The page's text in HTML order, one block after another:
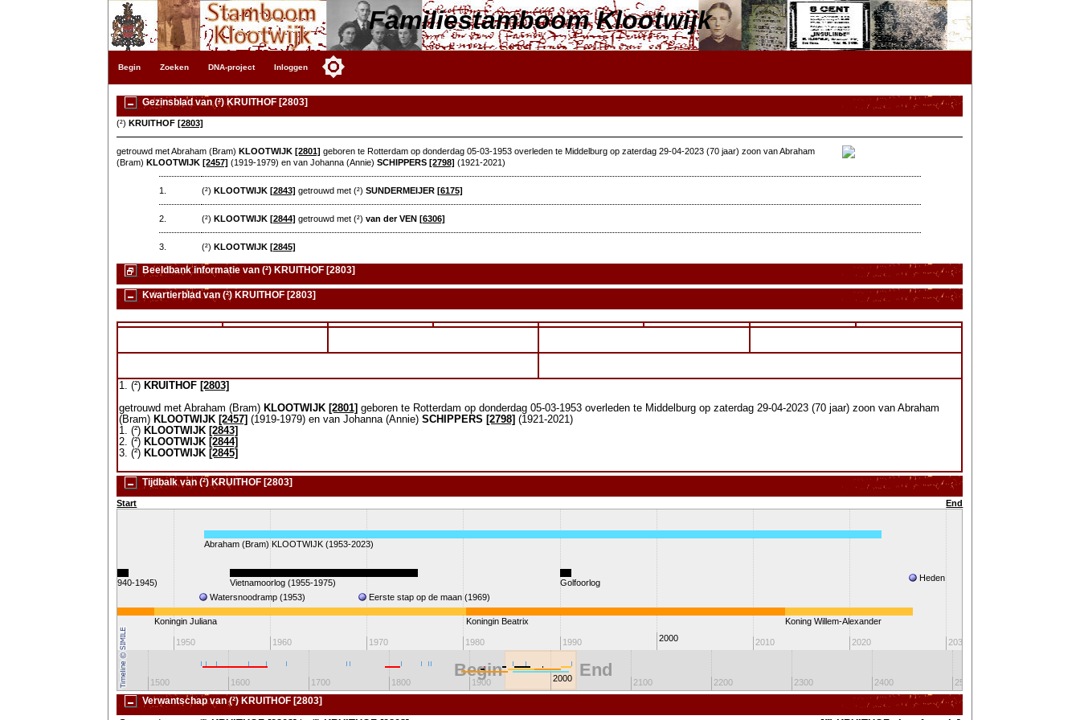
Familiestamboom Klootwijk
Begin Zoeken DNA-project Inloggen
Gezinsblad van (²) KRUITHOF [2803]
(²)KRUITHOF [2803]
getrouwd met Abraham (Bram)KLOOTWIJK [2801] geboren te Rotterdam op donderdag 05-03-1953 overleden te Middelburg op zaterdag 29-04-2023 (70 jaar) zoon van Abraham
(Bram)KLOOTWIJK [2457] (1919-1979) en van Johanna (Annie)SCHIPPERS [2798] (1921-2021)
1. (²) KLOOTWIJK [2843] getrouwd met (²) SUNDERMEIJER [6175]
2. (²) KLOOTWIJK [2844] getrouwd met (²) van der VEN [6306]
3. (²) KLOOTWIJK [2845]
Beeldbank informatie van (²) KRUITHOF [2803]
Kwartierblad van (²) KRUITHOF [2803]
1. (²) KRUITHOF [2803]
getrouwd met Abraham (Bram) KLOOTWIJK [2801] geboren te Rotterdam op donderdag 05-03-1953 overleden te Middelburg op zaterdag 29-04-2023 (70 jaar) zoon van Abraham
(Bram) KLOOTWIJK [2457] (1919-1979) en van Johanna (Annie)SCHIPPERS [2798] (1921-2021)
1. (²) KLOOTWIJK [2843]
2. (²) KLOOTWIJK [2844]
3. (²) KLOOTWIJK [2845]
Tijdbalk van (²) KRUITHOF [2803]
Start End
1950 1960 1970 1980 1990 2000 2010 2020 2030
Heden
Koning Willem-Alexander
Golfoorlog
Koningin Beatrix
Eerste stap op de maan (1969)
Vietnamoorlog (1955-1975)
Abraham (Bram) KLOOTWIJK (1953-2023)
Watersnoodramp (1953)
Koningin Juliana
W.O. II (1940-1945)
1500 1600 1700 1800 1900 2000 2100 2200 2300 2400 2500
Begin End
Verwantschap van (²) KRUITHOF [2803]